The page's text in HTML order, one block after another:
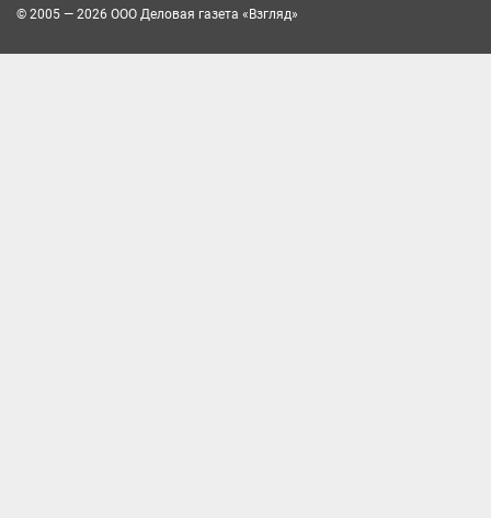
© 2005 — 2026 ООО Деловая газета «Взгляд»